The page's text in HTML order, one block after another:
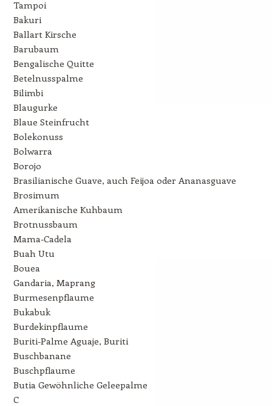
Tampoi
Bakuri
Ballart Kirsche
Barubaum
Bengalische Quitte
Betelnusspalme
Bilimbi
Blaugurke
Blaue Steinfrucht
Bolekonuss
Bolwarra
Borojo
Brasilianische Guave, auch Feijoa oder Ananasguave
Brosimum
Amerikanische Kuhbaum
Brotnussbaum
Mama-Cadela
Buah Utu
Bouea
Gandaria, Maprang
Burmesenpflaume
Bukabuk
Burdekinpflaume
Buriti-Palme Aguaje, Buriti
Buschbanane
Buschpflaume
Butia Gewöhnliche Geleepalme
C